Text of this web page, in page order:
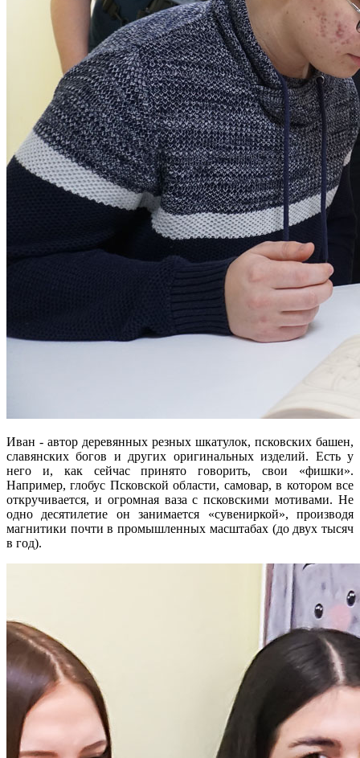
Иван - автор деревянных резных шкатулок, псковских башен,
славянских богов и других оригинальных изделий. Есть у
него и, как сейчас принято говорить, свои «фишки».
Например, глобус Псковской области, самовар, в котором все
откручивается, и огромная ваза с псковскими мотивами. Не
одно десятилетие он занимается «сувениркой», производя
магнитики почти в промышленных масштабах (до двух тысяч
в год).